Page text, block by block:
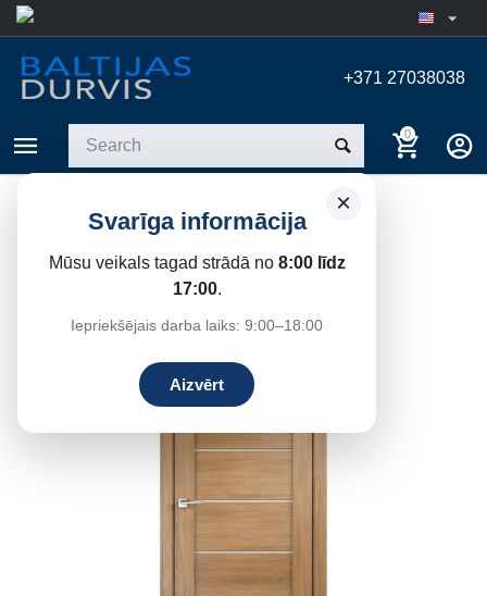
+371 27038038
0
×
Svarīga informācija
Mūsu veikals tagad strādā no 8:00 līdz
17:00.
Iepriekšējais darba laiks: 9:00–18:00
Aizvērt
INTERIOR DOOR LINEA 1,
GOLDEN OAK
8%